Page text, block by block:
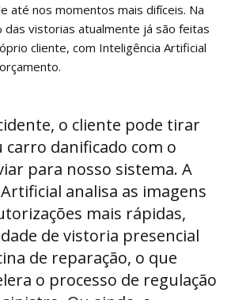
até nos momentos mais difíceis. Na
das vistorias atualmente já são feitas
cliente, com Inteligência Artificial
o cliente pode tirar
carro danificado com o
para nosso sistema. A
analisa as imagens
mais rápidas,
de vistoria presencial
de reparação, o que
o processo de regulação